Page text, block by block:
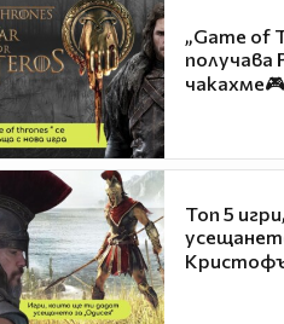
„Game of
получава
Топ 5